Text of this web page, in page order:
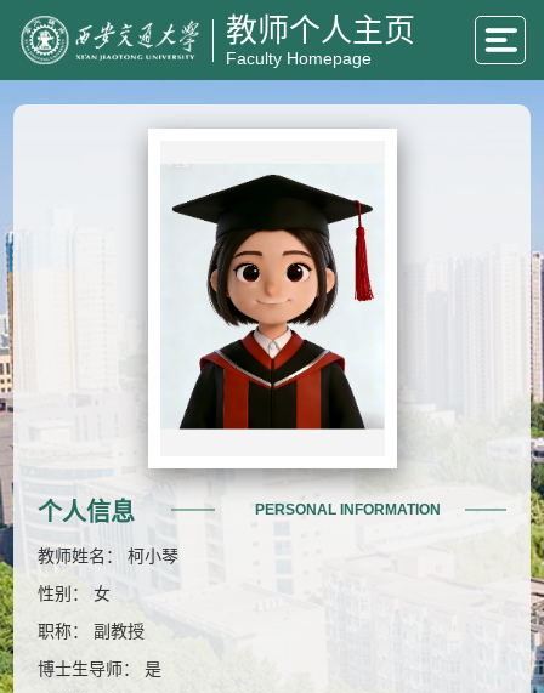
教师个人主页
Faculty Homepage
个人信息 PERSONAL INFORMATION
教师姓名： 柯小琴
性别： 女
职称： 副教授
博士生导师： 是